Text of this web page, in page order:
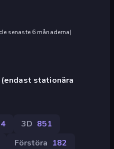
senaste 6 månaderna)
stationära
3D 851
Förstöra 182